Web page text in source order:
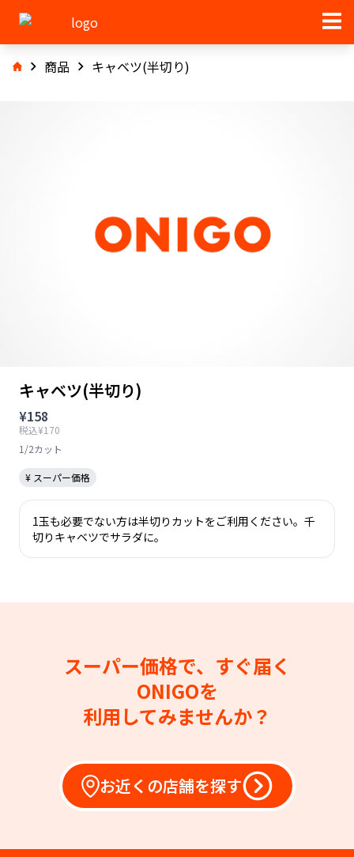
商品 キャベツ(半切り)
キャベツ(半切り)
¥158
税込¥170
1/2カット
¥ スーパー価格
1玉も必要でない方は半切りカットをご利用ください。千
切りキャベツでサラダに。
スーパー価格で、すぐ届く
ONIGOを
利用してみませんか？
お近くの店舗を探す